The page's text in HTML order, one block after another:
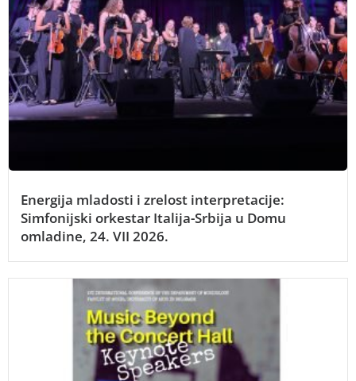
Energija mladosti i zrelost interpretacije:
Simfonijski orkestar Italija-Srbija u Domu
omladine, 24. VII 2026.